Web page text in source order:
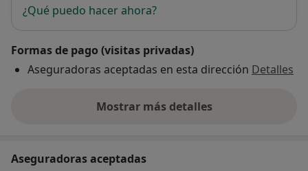
¿Qué puedo hacer ahora?
Formas de pago (visitas privadas)
Aseguradoras aceptadas en esta dirección Detalles
Mostrar más detalles
sobre la dirección
Aseguradoras aceptadas